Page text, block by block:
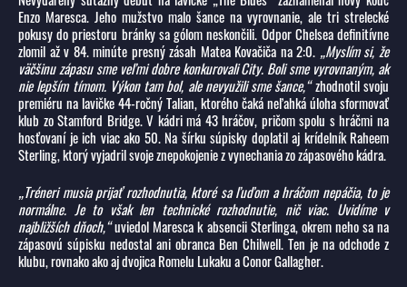
Enzo Maresca. Jeho mužstvo malo šance na vyrovnanie, ale tri strelecké
pokusy do priestoru bránky sa gólom neskončili. Odpor Chelsea definitívne
zlomil až v 84. minúte presný zásah Matea Kovačiča na 2:0. „Myslím si, že
väčšinu zápasu sme veľmi dobre konkurovali City. Boli sme vyrovnaným, ak
nie lepším tímom. Výkon tam bol, ale nevyužili sme šance,“zhodnotil svoju
premiéru na lavičke 44-ročný Talian, ktorého čaká neľahká úloha sformovať
klub zo Stamford Bridge. V kádri má 43 hráčov, pričom spolu s hráčmi na
hosťovaní je ich viac ako 50. Na šírku súpisky doplatil aj krídelník Raheem
Sterling, ktorý vyjadril svoje znepokojenie z vynechania zo zápasového kádra.
„Tréneri musia prijať rozhodnutia, ktoré sa ľuďom a hráčom nepáčia, to je
normálne. Je to však len technické rozhodnutie, nič viac. Uvidíme v
najbližších dňoch,“uviedol Maresca k absencii Sterlinga, okrem neho sa na
zápasovú súpisku nedostal ani obranca Ben Chilwell. Ten je na odchode z
klubu, rovnako ako aj dvojica Romelu Lukaku a Conor Gallagher.